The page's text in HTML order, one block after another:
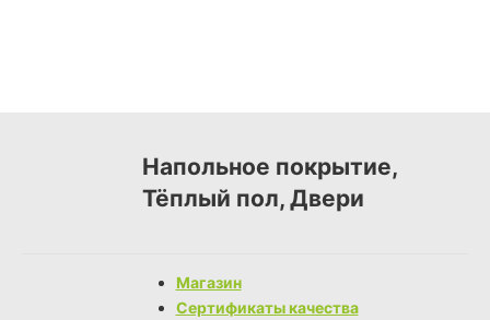
Напольное покрытие,
Тёплый пол, Двери
Магазин
Сертификаты качества